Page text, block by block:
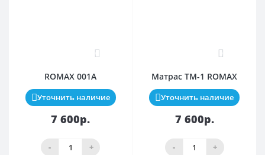
0
ROMAX 001A
Уточнить наличие
7 600р.
- +
0
Матрас ТМ-1 ROMAX
Уточнить наличие
7 600р.
- +